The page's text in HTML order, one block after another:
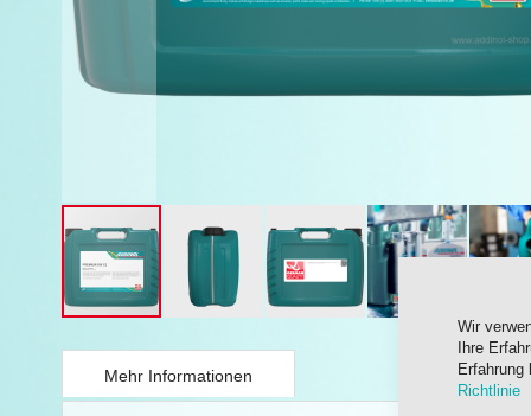
Wir
Ihre
Erfahrung
Richtlinie
zum
Anfang
der
Mehr Informationen